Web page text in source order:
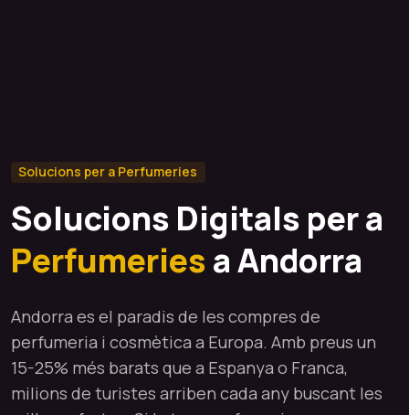
Solucions per a Perfumeries
Solucions Digitals per a
Perfumeriesa Andorra
Andorra es el paradis de les compres de
perfumeria i cosmètica a Europa. Amb preus un
15-25% més barats que a Espanya o Franca,
milions de turistes arriben cada any buscant les